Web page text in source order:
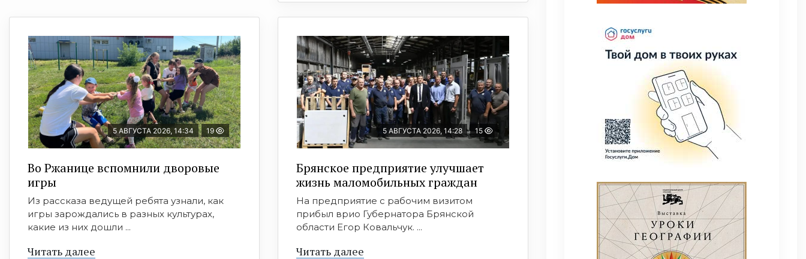
5 АВГУСТА 2026, 14:34 19
Во Ржанице вспомнили дворовые
игры
Из рассказа ведущей ребята узнали, как
игры зарождались в разных культурах,
какие из них дошли ...
Читать далее
5 АВГУСТА 2026, 14:28 15
Брянское предприятие улучшает
жизнь маломобильных граждан
На предприятие с рабочим визитом
прибыл врио Губернатора Брянской
области Егор Ковальчук. ...
Читать далее